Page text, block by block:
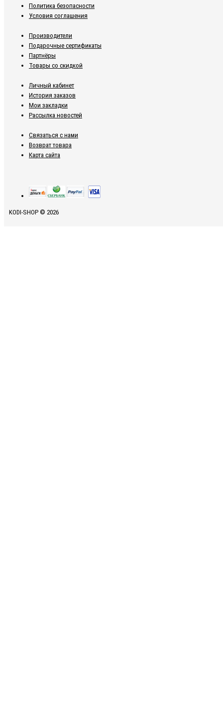
Политика безопасности
Условия соглашения
Производители
Подарочные сертификаты
Партнёры
Товары со скидкой
Личный кабинет
История заказов
Мои закладки
Рассылка новостей
Связаться с нами
Возврат товара
Карта сайта
KODI-SHOP © 2026